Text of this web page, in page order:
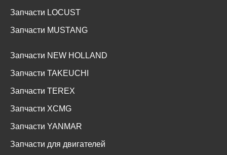
Запчасти LOCUST
Запчасти MUSTANG
Запчасти NEW HOLLAND
Запчасти TAKEUCHI
Запчасти TEREX
Запчасти XCMG
Запчасти YANMAR
Запчасти для двигателей